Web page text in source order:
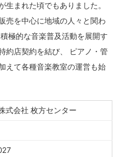
まれた頃でもありました。
売を中心に地域の人々と関わ
極的な音楽普及活動を展開す
約店契約を結び、 ピアノ・管
えて各種音楽教室の運営も始
式会社 枚方センター